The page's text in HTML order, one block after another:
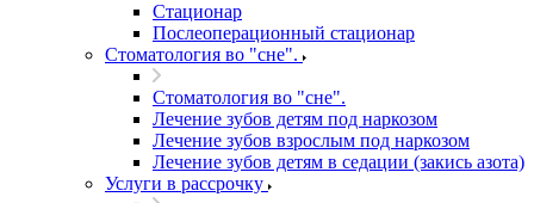
Стационар
Послеоперационный стационар
Стоматология во "сне".
Стоматология во "сне".
Лечение зубов детям под наркозом
Лечение зубов взрослым под наркозом
Лечение зубов детям в седации (закись азота)
Услуги в рассрочку